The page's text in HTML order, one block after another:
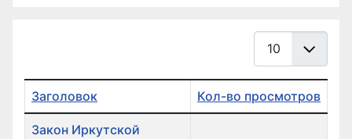
Список материалов
Заголовок Кол-во просмотров
Закон Иркутской